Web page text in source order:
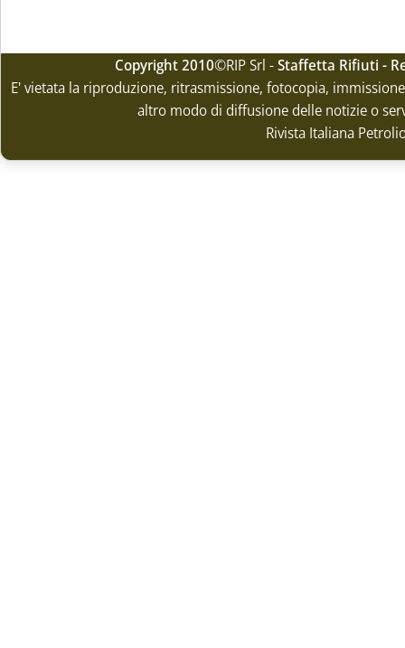
Copyright 2010©RIP Srl -Staffetta Rifiuti -
E' vietata la riproduzione, ritrasmissione, fotocopia,
altro modo di diffusione delle notizie o
Rivista Italiana